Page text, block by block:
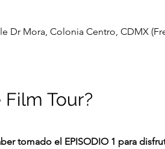
Dr Mora, Colonia Centro, CDMX
Tour?
tomado el EPISODIO 1 para